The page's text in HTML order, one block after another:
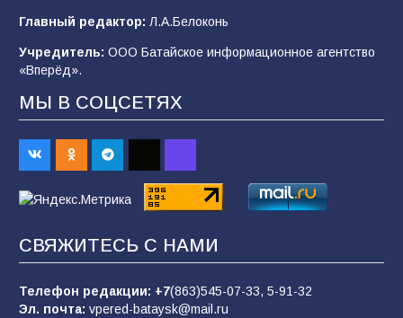
В детском саду № 35 дети освоили
строительные профессии в ходе
спортивного праздника
90
Батайским спортсменам вручили награды
65 08.08.2026
Евгений Остапенко
Главный редактор: Л.А.Белоконь
Учредитель: ООО Батайское информационное агентство
«Вперёд».
МЫ В СОЦСЕТЯХ
СВЯЖИТЕСЬ С НАМИ
Телефон редакции: +7(863)545-07-33, 5-91-32
Эл. почта: vpered-bataysk@mail.ru